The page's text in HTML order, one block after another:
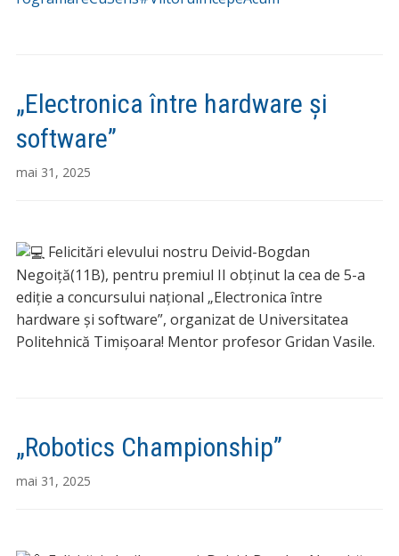
„Electronica între hardware și
software”
mai 31, 2025
Felicitări elevului nostru Deivid-Bogdan
Negoiță(11B), pentru premiul II obținut la cea de 5-a
ediție a concursului național „Electronica între
hardware și software”, organizat de Universitatea
Politehnică Timișoara! Mentor profesor Gridan Vasile.
„Robotics Championship”
mai 31, 2025